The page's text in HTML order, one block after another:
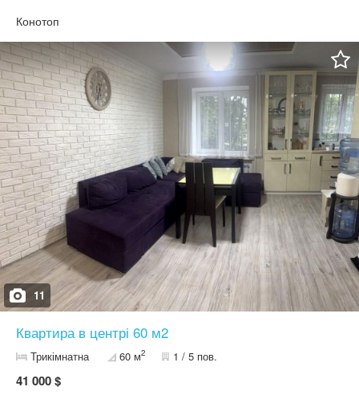
Стоїть двухконтурний газовий котел. Пластикові вікна,балкон
мебльована. Можливий торг. РЕАЛЬНОМУ ПОКУПЦЮ, ГАРНИЙ
РЕАЛЬНИЙ ТОРГ.Більш детально за номером телефону.
09******08. PS .На сайті рідко буваю, пишіть на платформи
вайбер,телеграм,або телефонуйте.
Конотоп
11
Квартира в центрі 60 м2
Трикімнатна 60 м2 1 / 5 пов.
41 000 $